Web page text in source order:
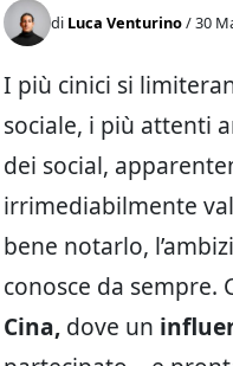
di Luca Venturino/ 30
I più cinici si
sociale, i più attenti
dei social,
irrimediabilmente
bene notarlo,
conosce da
Cina, dove un